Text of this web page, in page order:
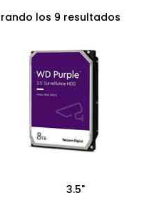
los 9 resultados
3.5"